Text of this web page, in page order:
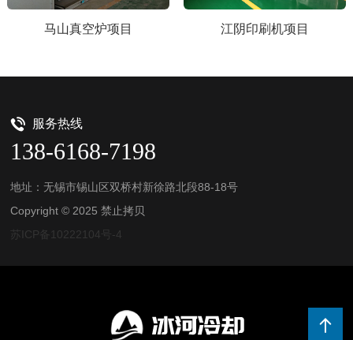
马山真空炉项目 江阴印刷机项目
服务热线
138-6168-7198
地址：无锡市锡山区双桥村新徐路北段88-18号
Copyright © 2025 禁止拷贝
苏ICP备10222104号-4